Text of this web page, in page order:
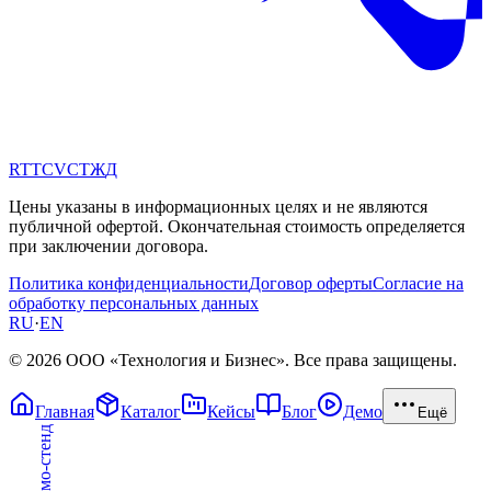
RTTCVCТЖД
Цены указаны в информационных целях и не являются
публичной офертой. Окончательная стоимость определяется
при заключении договора.
Политика конфиденциальностиДоговор офертыСогласие на
обработку персональных данных
RU·EN
© 2026 ООО «Технология и Бизнес». Все права защищены.
Главная Каталог Кейсы Блог Демо Ещё